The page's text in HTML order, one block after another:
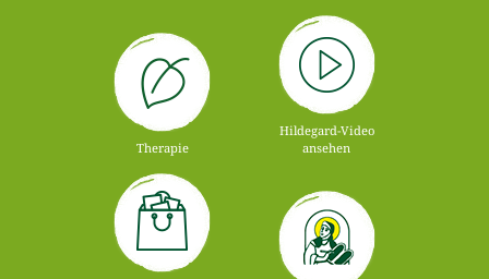
Therapie
Hildegard-Video
ansehen